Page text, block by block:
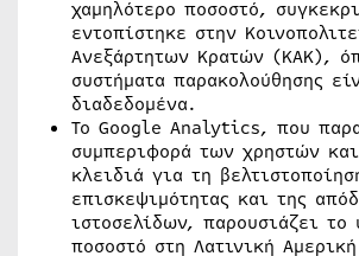
χαμηλότερο ποσοστό,
εντοπίστηκε στην
Ανεξάρτητων Κρατών (ΚΑΚ),
συστήματα παρακολούθησης
διαδεδομένα.
Το Google Analytics, που
συμπεριφορά των χρηστών
κλειδιά για τη
επισκεψιμότητας και της
ιστοσελίδων, παρουσιάζει το
ποσοστό στη Λατινική